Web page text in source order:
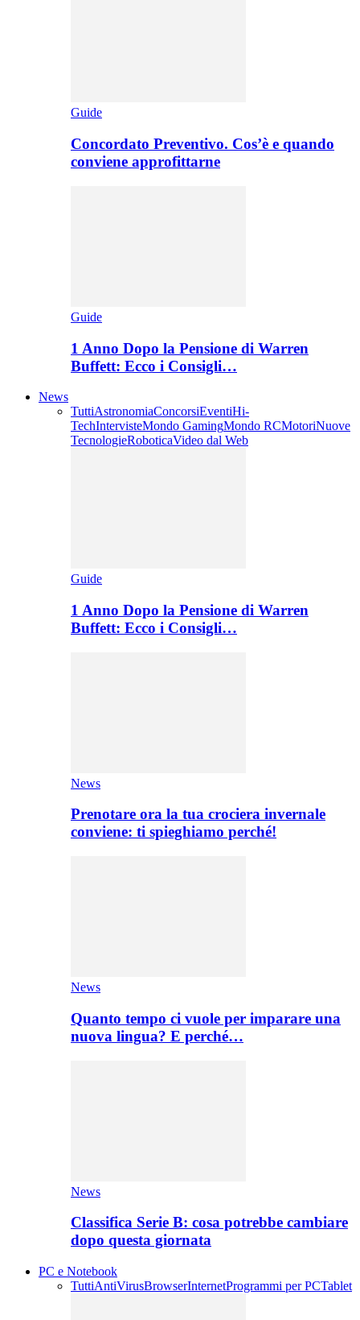
Guide
Concordato Preventivo. Cos’è e quando
conviene approfittarne
Guide
1 Anno Dopo la Pensione di Warren
Buffett: Ecco i Consigli…
News
TuttiAstronomiaConcorsiEventiHi-
TechIntervisteMondo GamingMondo RCMotoriNuove
TecnologieRoboticaVideo dal Web
Guide
1 Anno Dopo la Pensione di Warren
Buffett: Ecco i Consigli…
News
Prenotare ora la tua crociera invernale
conviene: ti spieghiamo perché!
News
Quanto tempo ci vuole per imparare una
nuova lingua? E perché…
News
Classifica Serie B: cosa potrebbe cambiare
dopo questa giornata
PC e Notebook
TuttiAntiVirusBrowserInternetProgrammi per PCTablet